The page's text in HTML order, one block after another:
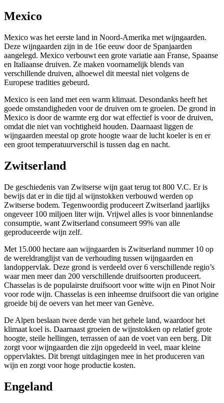
Mexico
Mexico was het eerste land in Noord-Amerika met wijngaarden.
Deze wijngaarden zijn in de 16e eeuw door de Spanjaarden
aangelegd. Mexico verbouwt een grote variatie aan Franse, Spaanse
en Italiaanse druiven. Ze maken voornamelijk blends van
verschillende druiven, alhoewel dit meestal niet volgens de
Europese tradities gebeurd.
Mexico is een land met een warm klimaat. Desondanks heeft het
goede omstandigheden voor de druiven om te groeien. De grond in
Mexico is door de warmte erg dorwat effectief is voor de druiven,
omdat die niet van vochtigheid houden. Daarnaast liggen de
wijngaarden meestal op grote hoogte waar de lucht koeler is en er
een groot temperatuurverschil is tussen dag en nacht.
Zwitserland
De geschiedenis van Zwitserse wijn gaat terug tot 800 V.C. Er is
bewijs dat er in die tijd al wijnstokken verbouwd werden op
Zwitserse bodem. Tegenwoordig produceert Zwitserland jaarlijks
ongeveer 100 miljoen liter wijn. Vrijwel alles is voor binnenlandse
consumptie, want Zwitserland consumeert 99% van alle
geproduceerde wijn zelf.
Met 15.000 hectare aan wijngaarden is Zwitserland nummer 10 op
de wereldranglijst van de verhouding tussen wijngaarden en
landoppervlak. Deze grond is verdeeld over 6 verschillende regio’s
waar men meer dan 200 verschillende druifsoorten produceert.
Chasselas is de populairste druifsoort voor witte wijn en Pinot Noir
voor rode wijn. Chasselas is een inheemse druifsoort die van origine
groeide bij de oevers van het meer van Genève.
De Alpen beslaan twee derde van het gehele land, waardoor het
klimaat koel is. Daarnaast groeien de wijnstokken op relatief grote
hoogte, steile hellingen, terrassen of aan de voet van een berg. Dit
zorgt voor wijngaarden die zijn opgedeeld in veel, maar kleine
oppervlaktes. Dit brengt uitdagingen mee in het produceren van
wijn en zorgt voor hoge productie kosten.
Engeland